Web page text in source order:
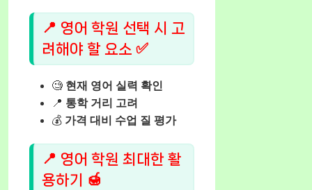
📍 영어 학원 선택 시 고
려해야 할 요소 ✅
🧐 현재 영어 실력 확인
📍 통학 거리 고려
💰 가격 대비 수업 질 평가
📍 영어 학원 최대한 활
용하기 🍯